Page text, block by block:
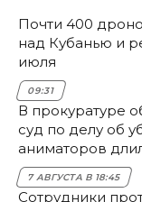
Почти 400
над Кубанью и
июля
09:31
В прокуратуре
суд по делу об
аниматоров
7 АВГУСТА В 18:45
Сотрудники